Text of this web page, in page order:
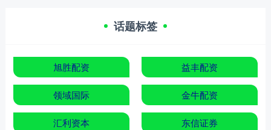
话题标签
旭胜配资 益丰配资
领域国际 金牛配资
汇利资本 东信证券